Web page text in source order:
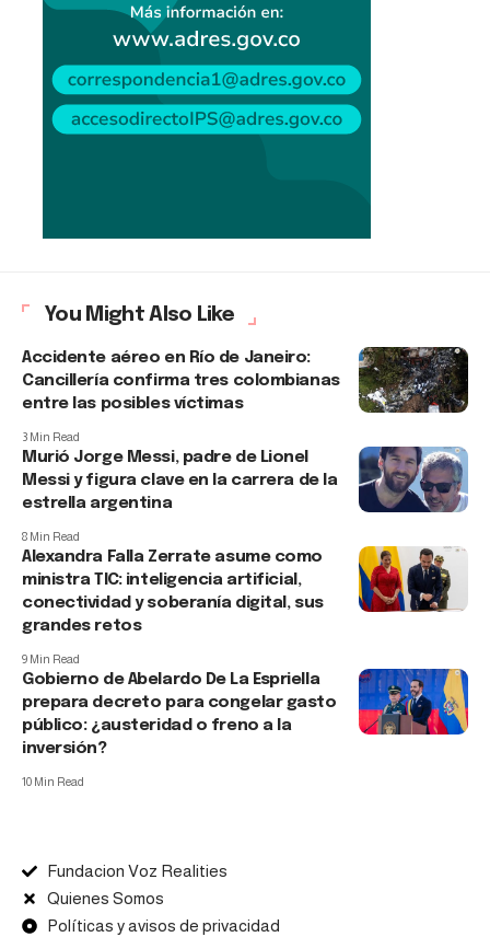
You Might Also Like
Accidente aéreo en Río de Janeiro:
Cancillería confirma tres colombianas
entre las posibles víctimas
3 Min Read
Murió Jorge Messi, padre de Lionel
Messi y figura clave en la carrera de la
estrella argentina
8 Min Read
Alexandra Falla Zerrate asume como
ministra TIC: inteligencia artificial,
conectividad y soberanía digital, sus
grandes retos
9 Min Read
Gobierno de Abelardo De La Espriella
prepara decreto para congelar gasto
público: ¿austeridad o freno a la
inversión?
10 Min Read
Fundacion Voz Realities
Quienes Somos
Políticas y avisos de privacidad